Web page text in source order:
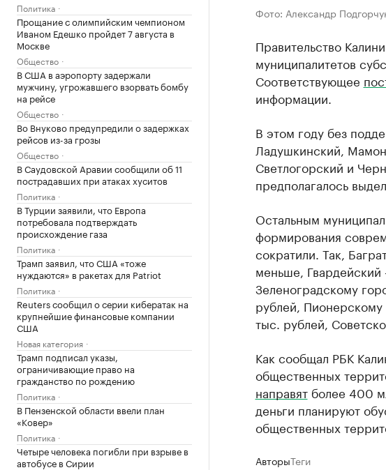
Политика
Прощание с олимпийским чемпионом
Иваном Едешко пройдет 7 августа в
Москве
Общество
В США в аэропорту задержали
мужчину, угрожавшего взорвать бомбу
на рейсе
Общество
Во Внуково предупредили о задержках
рейсов из-за грозы
Общество
В Саудовской Аравии сообщили об 11
пострадавших при атаках хуситов
Политика
В Турции заявили, что Европа
потребовала подтверждать
происхождение газа
Политика
Трамп заявил, что США «тоже
нуждаются» в ракетах для Patriot
Политика
Reuters сообщил о серии кибератак на
крупнейшие финансовые компании
США
Новая категория
Трамп подписал указы,
ограничивающие право на
гражданство по рождению
Политика
В Пензенской области ввели план
«Ковер»
Политика
Четыре человека погибли при взрыве в
автобусе в Сирии
Фото: Александр
Правительство
муниципалитетов
Соответствующее
информации.
В этом году без
Ладушкинский,
Светлогорский и
предполагалось
Остальным
формирования
сократили. Так,
меньше,
Зеленоградскому
рублей,
тыс. рублей,
Как сообщал РБК
общественных
направятболее 400
деньги планируют
общественных
АвторыТеги